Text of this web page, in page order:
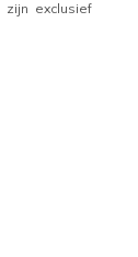
exclusief